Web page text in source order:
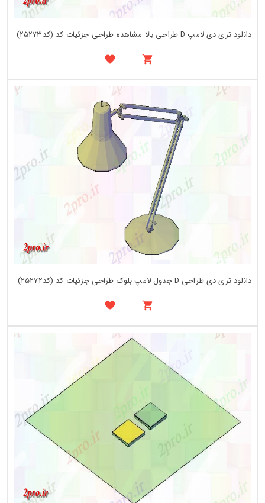
دانلود تری دی لامپ D طراحی بالا مشاهده طراحی جزئیات کد (کد25273)
دانلود تری دی طراحی D جدول لامپ بلوک طراحی جزئیات کد (کد25272)